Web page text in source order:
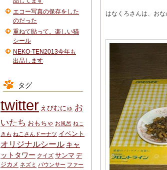
はなくろさんは、お
エコー写真の保存をした
のだった
重ねて貼って。楽しい猫
シール
NEKO-TEN2013今年も
出品します
タグ
twitter えびむにゅ お
いたち おもちゃ お風呂 ねこ
きも ねこさんドーナツ イベント
オリジナルシール キャ
ットタワー クイズ サンマ デ
ジカメ ネズミ バウンサー ファー